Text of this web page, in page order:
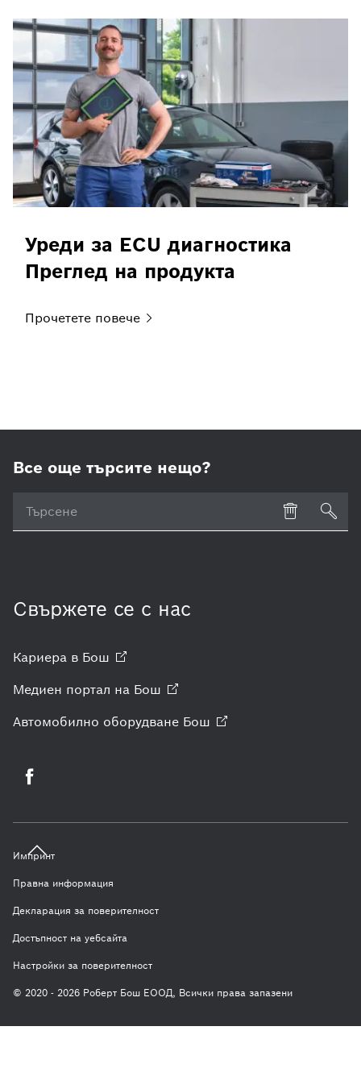
Уреди за ECU диагностика
Преглед на продукта
Прочетете повече
Все още търсите нещо?
Свържете се с нас
Кариера в Бош
Медиен портал на Бош
Автомобилно оборудване Бош
Импринт
Правна информация
Декларация за поверителност
Достъпност на уебсайта
Настройки за поверителност
© 2020 - 2026 Роберт Бош ЕООД, Всички права запазени